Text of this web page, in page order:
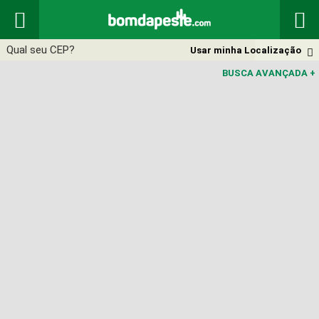
 

Usar minha Localização
BUSCA AVANÇADA +